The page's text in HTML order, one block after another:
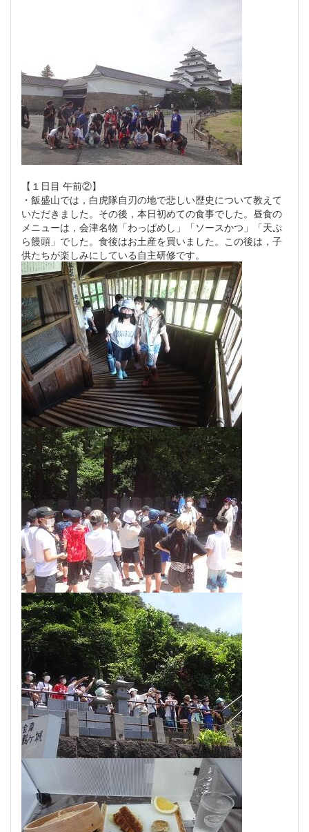
【１日目 午前②】
・飯盛山では，白虎隊自刃の地で悲しい歴史について教えて
いただきました。その後，本日初めての食事でした。昼食の
メニューは，会津名物「わっぱめし」「ソースかつ」「天ぷ
ら饅頭」でした。食後はお土産を買いました。この後は，子
供たちが楽しみにしている自主研修です。